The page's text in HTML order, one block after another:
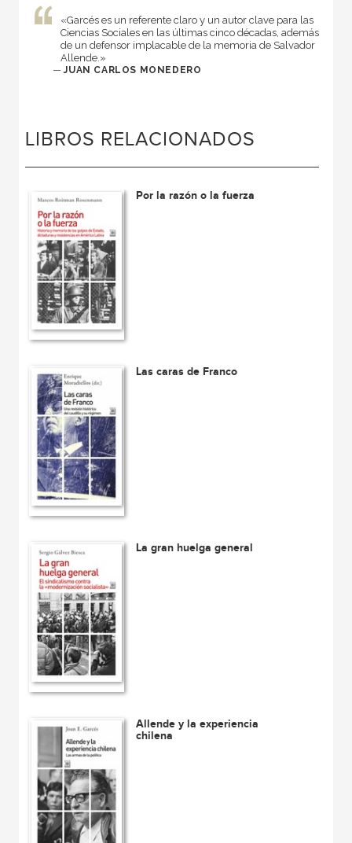
«Garcés es un referente claro y un autor clave para las
Ciencias Sociales en las últimas cinco décadas, además
de un defensor implacable de la memoria de Salvador
Allende.»
— JUAN CARLOS MONEDERO
LIBROS RELACIONADOS
Por la razón o la fuerza
Las caras de Franco
La gran huelga general
Allende y la experiencia
chilena